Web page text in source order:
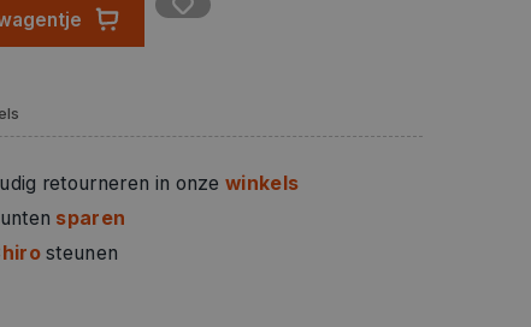
retourneren in onzewinkels
sparen
steunen